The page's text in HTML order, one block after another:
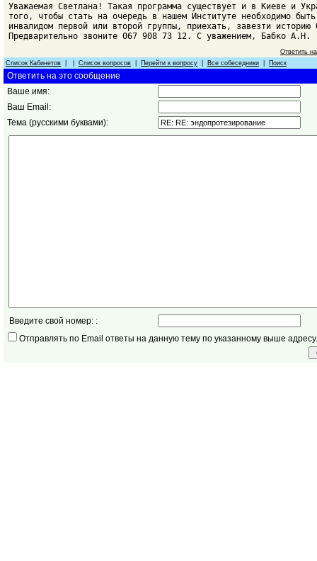
Уважаемая Светлана! Такая программа существует и в Киеве и
того, чтобы стать на очередь в нашем Институте необходимо быть
инвалидом первой или второй группы, приехать, завезти историю
Предварительно звоните 067 908 73 12. С уважением, Бабко А.Н.
Ответить
Список Кабинетов
Список вопросов Перейти к вопросу Все собеседники Поиск
Ответить на это сообщение
Ваше имя:
Ваш Email:
Тема (русскими буквами):
Введите свой номер: :
Отправлять по Email ответы на данную тему по указанному выше адресу.